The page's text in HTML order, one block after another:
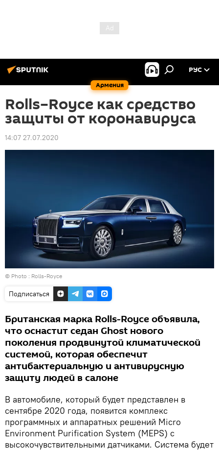
Армения
РУС
Rolls–Royce как средство
защиты от коронавируса
14:07 27.07.2020
© Photo : Rolls-Royce
Подписаться
Британская марка Rolls-Royce объявила,
что оснастит седан Ghost нового
поколения продвинутой климатической
системой, которая обеспечит
антибактериальную и антивирусную
защиту людей в салоне
В автомобиле, который будет представлен в
сентябре 2020 года, появится комплекс
программных и аппаратных решений Micro
Environment Purification System (MEPS) с
высокочувствительными датчиками. Система будет